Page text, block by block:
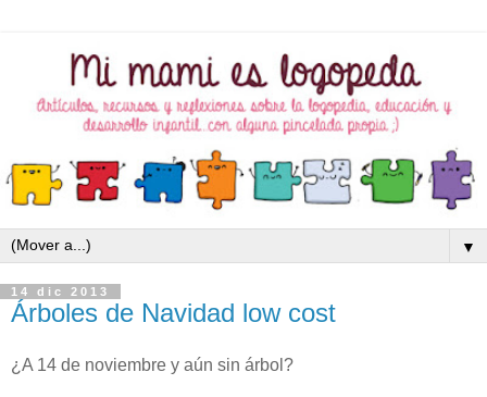
▼
14 dic 2013
Árboles de Navidad low cost
¿A 14 de noviembre y aún sin árbol?